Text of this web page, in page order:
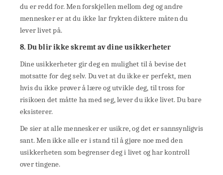
du er redd for. Men forskjellen mellom deg og andre
mennesker er at du ikke lar frykten diktere måten du
lever livet på.
8. Du blir ikke skremt av dine usikkerheter
Dine usikkerheter gir deg en mulighet til å bevise det
motsatte for deg selv. Du vet at du ikke er perfekt, men
hvis du ikke prøver å lære og utvikle deg, til tross for
risikoen det måtte ha med seg, lever du ikke livet. Du bare
eksisterer.
De sier at alle mennesker er usikre, og det er sannsynligvis
sant. Men ikke alle er i stand til å gjøre noe med den
usikkerheten som begrenser deg i livet og har kontroll
over tingene.